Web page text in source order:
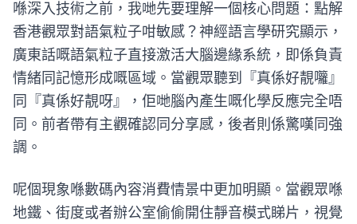
喺深入技術之前，我哋先要理解一個核心問題：點解
香港觀眾對語氣粒子咁敏感？神經語言學研究顯示，
廣東話嘅語氣粒子直接激活大腦邊緣系統，即係負責
情緒同記憶形成嘅區域。當觀眾聽到『真係好靚囖』
同『真係好靚呀』，佢哋腦內產生嘅化學反應完全唔
同。前者帶有主觀確認同分享感，後者則係驚嘆同強
調。
呢個現象喺數碼內容消費情景中更加明顯。當觀眾喺
地鐵、街度或者辦公室偷偷開住靜音模式睇片，視覺